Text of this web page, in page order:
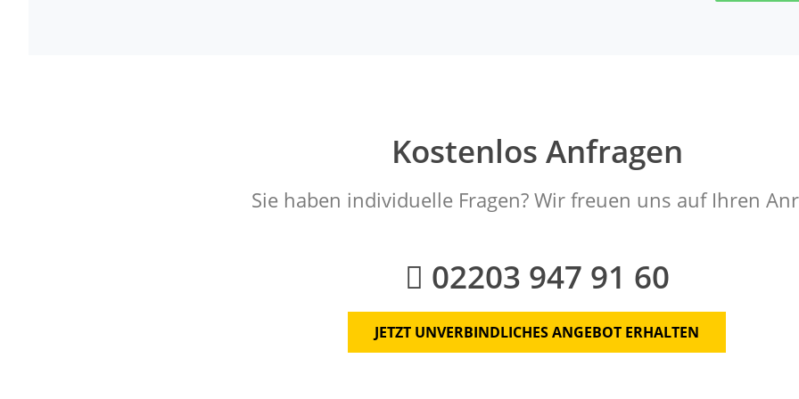
Kostenlos Anfragen
Sie haben individuelle Fragen? Wir freuen uns auf Ihren
02203 947 91 60
JETZT UNVERBINDLICHES ANGEBOT ERHALTEN